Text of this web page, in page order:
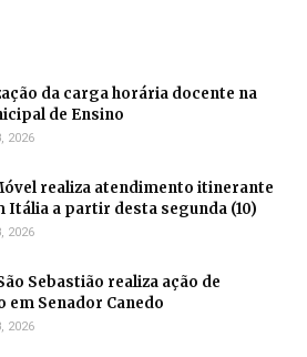
da carga horária docente na
de Ensino
2026
realiza atendimento itinerante
Itália a partir desta segunda (10)
2026
Sebastião realiza ação de
em Senador Canedo
2026